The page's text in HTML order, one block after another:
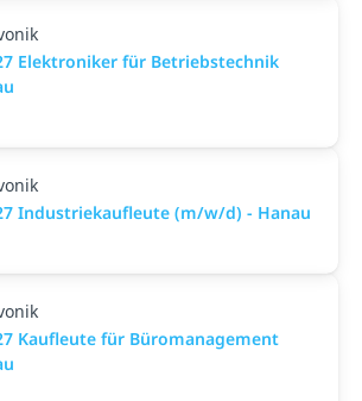
Elektroniker für Betriebstechnik
Industriekaufleute (m/w/d) - Hanau
Kaufleute für Büromanagement